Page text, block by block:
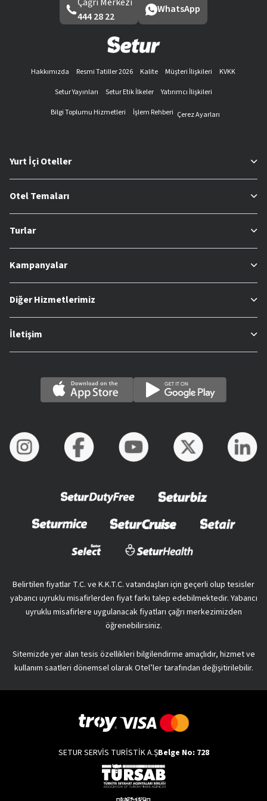
444 28 22
WhatsApp
Hakkımızda Resmi Tatiller 2026 Kalite Müşteri İlişkileri
KVKK
Setur Yayınları
Setur Etik İlkeler
Yatırımcı İlişkileri
Bilgi Toplumu Hizmetleri
İşlem Rehberi Çerez Ayarları
Yurt İçi Oteller
Otel Temaları
Turlar
Kampanyalar
Diğer Hizmetlerimiz
İletişim
Belirtilen fiyatlar T.C. ve K.K.T.C. vatandaşları için geçerli olup tesisler
yabancı uyruklu misafirlerden fiyat farkı talep edebilmektedir. Yabancı
uyruklu misafirlere uygulanacak fiyatları çağrı merkezimizden
öğrenebilirsiniz.
Sitemizde yer alan tesis özellikleri bilgilendirme amaçlıdır, hizmet ve
kullanım saatleri dönemsel olarak Otel’ler tarafından değişitirilebilir.
SETUR SERVİS TURİSTİK A.ŞBelge No: 728